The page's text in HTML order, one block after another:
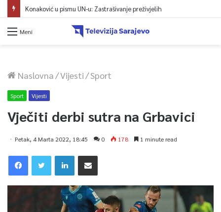
Protest zeničkih rudara do ispunjenja zahtjeva
Meni
Naslovna/Vijesti/Sport
Sport Vijesti
Vječiti derbi sutra na Grbavici
Petak, 4 Marta 2022, 18:45 0 178 1 minute read